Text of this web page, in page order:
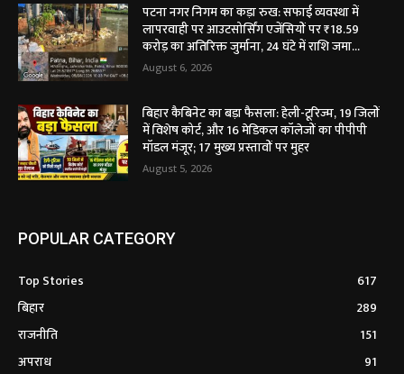
पटना नगर निगम का कड़ा रुख: सफाई व्यवस्था में
लापरवाही पर आउटसोर्सिंग एजेंसियों पर ₹18.59
करोड़ का अतिरिक्त जुर्माना, 24 घंटे में राशि जमा...
August 6, 2026
बिहार कैबिनेट का बड़ा फैसला: हेली-टूरिज्म, 19 जिलों
में विशेष कोर्ट, और 16 मेडिकल कॉलेजों का पीपीपी
मॉडल मंजूर; 17 मुख्य प्रस्तावों पर मुहर
August 5, 2026
POPULAR CATEGORY
Top Stories
617
बिहार
289
राजनीति
151
अपराध
91